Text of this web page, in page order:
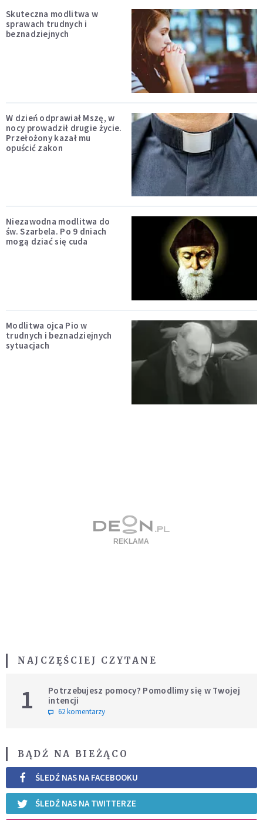
Skuteczna modlitwa w
sprawach trudnych i
beznadziejnych
W dzień odprawiał Mszę, w
nocy prowadził drugie życie.
Przełożony kazał mu
opuścić zakon
Niezawodna modlitwa do
św. Szarbela. Po 9 dniach
mogą dziać się cuda
Modlitwa ojca Pio w
trudnych i beznadziejnych
sytuacjach
NAJCZĘŚCIEJ CZYTANE
1
Potrzebujesz pomocy? Pomodlimy się w Twojej
intencji
62 komentarzy
BĄDŹ NA BIEŻĄCO
ŚLEDŹ NAS NA FACEBOOKU
ŚLEDŹ NAS NA TWITTERZE